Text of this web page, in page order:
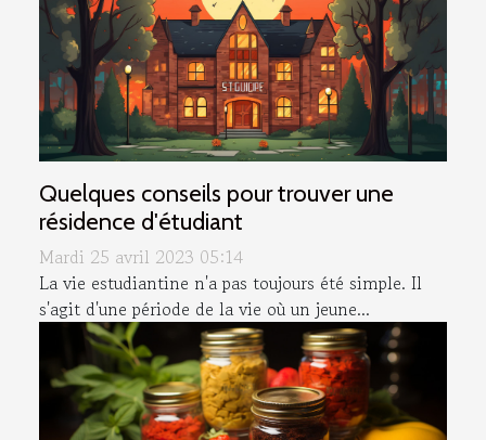
Quelques conseils pour trouver une
résidence d'étudiant
Mardi 25 avril 2023 05:14
La vie estudiantine n'a pas toujours été simple. Il
s'agit d'une période de la vie où un jeune...